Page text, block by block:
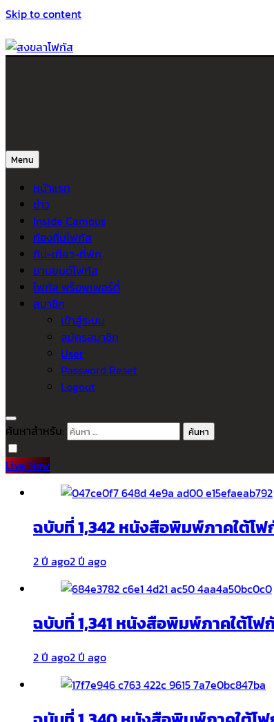
Skip to content
Menu
หน้าแรก
ข่าว
Inside Campus
ท้องถิ่นโฟกัส
กิน-เที่ยว-ที่พัก
ยานยนต์โฟกัส
โฟกัส พร็อพเพอร์ตี้
สมาชิก
เข้าสู่ระบบ
สมัครสมาชิก
User
Password Reset
Logout
ค้นหาสำหรับ:
Live Now
ฉบับที่ 1,342 หนังสือพิมพ์ภาคใต้โ
2 ปี ago2 ปี ago
ฉบับที่ 1,341 หนังสือพิมพ์ภาคใต้โฟ
2 ปี ago2 ปี ago